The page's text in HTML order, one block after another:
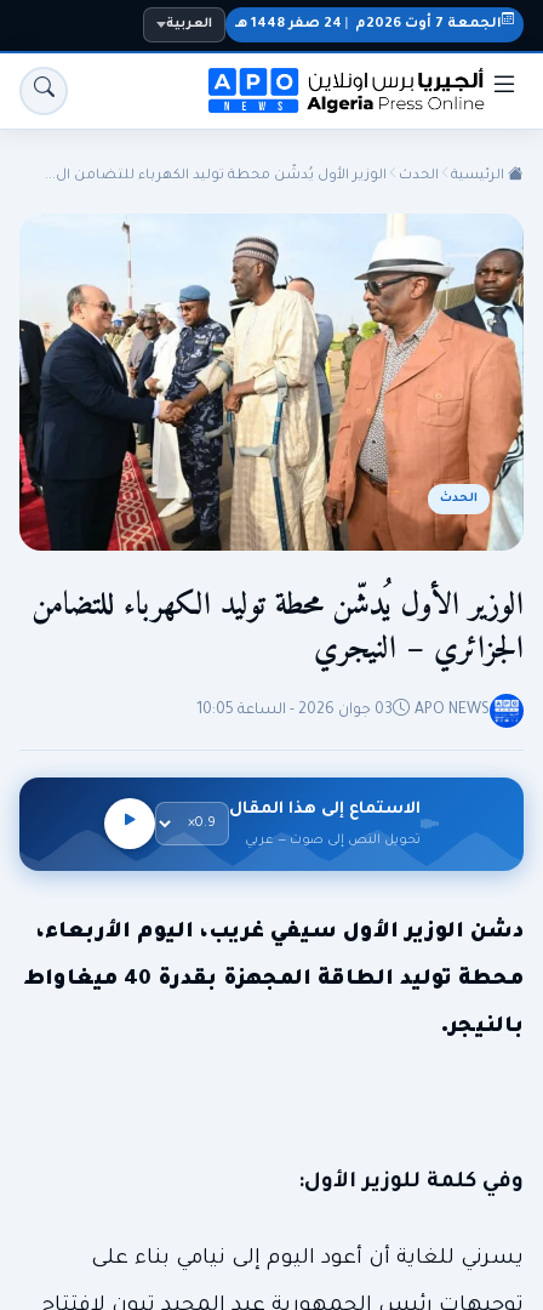
الجزائر الجالية المنتخب الوطني سياسة
رياضة
الجمعة 7 أوت 2026م 24 صفر 1448 هـ العربية
الرئيسية الحدث الوزير الأول يُدشّن محطة توليد الكهرباء للتضامن ال...
الحدث
الوزير الأول يُدشّن محطة توليد الكهرباء للتضامن
الجزائري – النيجري
APO NEWS 03 جوان 2026 - الساعة 10:05
الاستماع إلى هذا المقال
تحويل النص إلى صوت — عربي
دشن الوزير الأول سيفي غريب، اليوم الأربعاء،
محطة توليد الطاقة المجهزة بقدرة 40 ميغاواط
بالنيجر.
وفي كلمة للوزير الأول:
يسرني للغاية أن أعود اليوم إلى نيامي بناء على